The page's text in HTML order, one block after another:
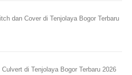
dan Cover di Tenjolaya Bogor Terbaru
Culvert di Tenjolaya Bogor Terbaru 2026